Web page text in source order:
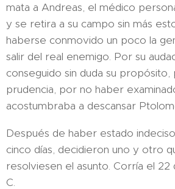
mata a Andreas, el médico
y se retira a su campo sin más
haberse conmovido un poco la
salir del real enemigo. Por su
conseguido sin duda su
prudencia, por no haber
acostumbraba a descansar
Después de haber estado
cinco días, decidieron uno y otro
resolviesen el asunto. Corría el 22
C.